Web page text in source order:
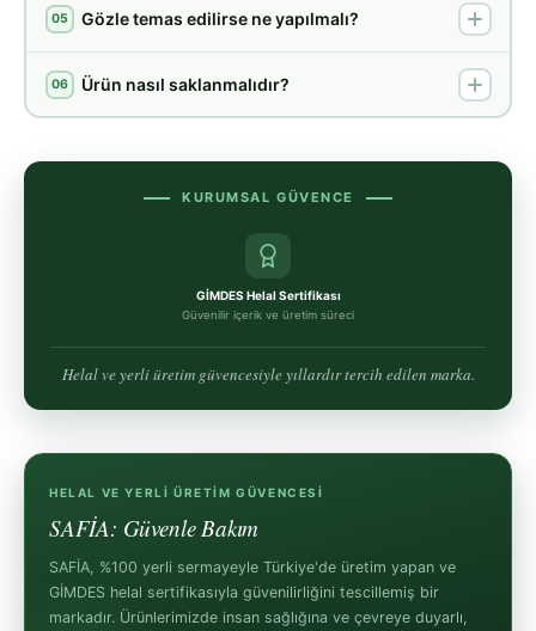
05 Gözle temas edilirse ne yapılmalı?
06 Ürün nasıl saklanmalıdır?
KURUMSAL GÜVENCE
GİMDES Helal Sertifikası
Güvenilir içerik ve üretim süreci
Helal ve yerli üretim güvencesiyle yıllardır tercih edilen marka.
HELAL VE YERLI ÜRETIM GÜVENCESI
SAFİA: Güvenle Bakım
SAFİA, %100 yerli sermayeyle Türkiye'de üretim yapan ve
GİMDES helal sertifikasıyla güvenilirliğini tescillemiş bir
markadır. Ürünlerimizde insan sağlığına ve çevreye duyarlı,